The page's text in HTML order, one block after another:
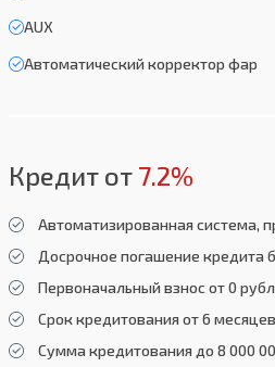
AUX
Автоматический корректор фар
Кредит от 7.2%
Автоматизированная система,
Досрочное погашение кредита
Первоначальный взнос от 0
Срок кредитования от 6
Сумма кредитования до 8 000